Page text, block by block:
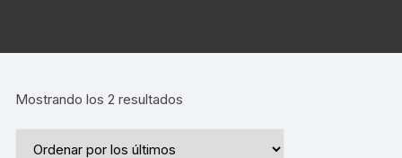
Mostrando los 2 resultados